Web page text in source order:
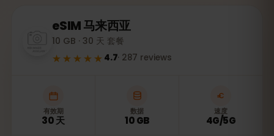
eSIM马来西亚
10 GB · 30 天 套餐
★★★★★ 4.7· 287 reviews
有效期
30 天
数据
10 GB
速度
4G/5G